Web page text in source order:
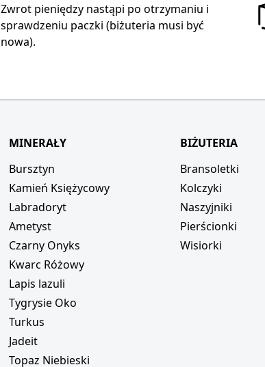
Zwrot pieniędzy nastąpi po otrzymaniu i
sprawdzeniu paczki (biżuteria musi być
nowa).
MINERAŁY
Bursztyn
Kamień Księżycowy
Labradoryt
Ametyst
Czarny Onyks
Kwarc Różowy
Lapis lazuli
Tygrysie Oko
Turkus
Jadeit
Topaz Niebieski
BIŻUTERIA
Bransoletki
Kolczyki
Naszyjniki
Pierścionki
Wisiorki